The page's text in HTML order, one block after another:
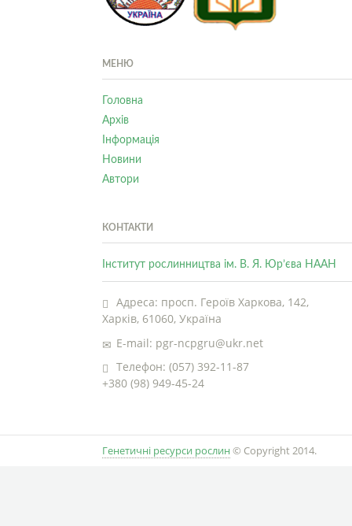
МЕНЮ
Головна
Архів
Інформація
Новини
Автори
КОНТАКТИ
Інститут рослинництва ім. В. Я. Юр’єва НААН
Адреса: просп. Героїв Харкова, 142,
Харків, 61060, Україна
E-mail: pgr-ncpgru@ukr.net
Телефон: (057) 392-11-87
+380 (98) 949-45-24
Генетичні ресурси рослин © Copyright 2014.